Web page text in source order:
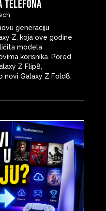
telefona
generaciju
Z, koja ove godine
modela
korisnika. Pored
Z Flip8,
novi Galaxy Z Fold8,